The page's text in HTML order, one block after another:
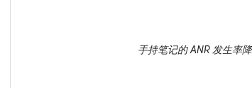
手持笔记的 ANR 发生率